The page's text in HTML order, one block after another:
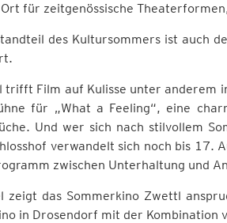
für zeitgenössische
des Kultursommers ist auch
trifft Film auf Kulisse unter anderem
für „What a Feeling“, eine
Und wer sich nach stilvollem
verwandelt sich noch bis 17.
zwischen Unterhaltung und
zeigt das Sommerkino Zwettl
in Drosendorf mit der Kombination